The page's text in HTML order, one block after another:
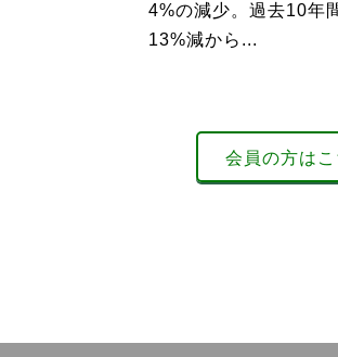
4%の減少。過去10年
13%減から...
会員の方は